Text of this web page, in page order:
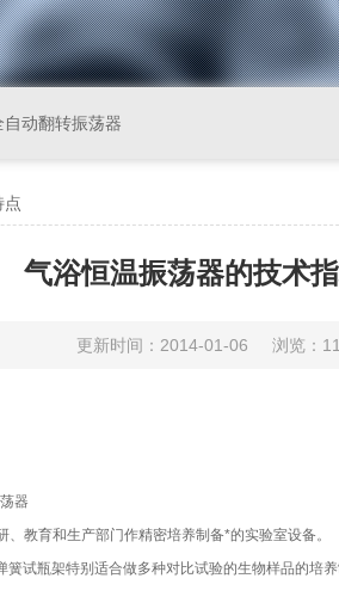
动翻转振荡器
点
气浴恒温振荡器的技术
更新时间：2014-01-06 浏览：
器
教育和生产部门作精密培养制备*的实验室设备。
簧试瓶架特别适合做多种对比试验的生物样品的培养